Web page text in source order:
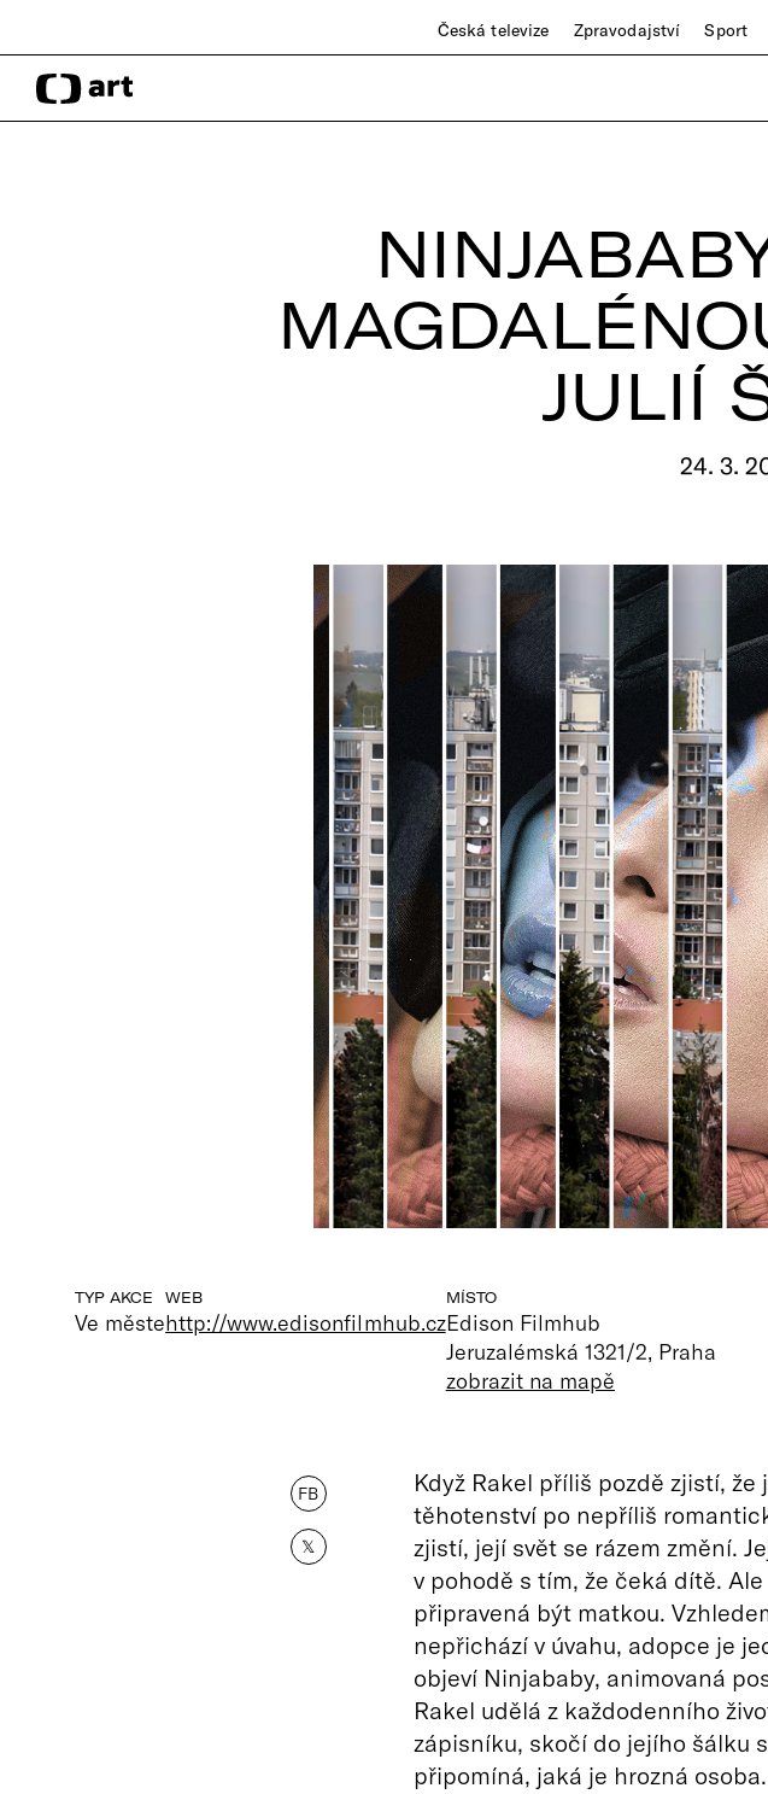
Česká televize Zpravodajství Sport
JULIÍ
24. 3.
TYP AKCE
Ve měste
WEB
http://www.edisonfilmhub.cz
MÍSTO
Edison Filmhub
Jeruzalémská 1321/2, Praha
zobrazit na mapě
FB
𝕏
Když Rakel příliš pozdě zjistí, že
těhotenství po nepříliš
zjistí, její svět se rázem změní.
v pohodě s tím, že čeká dítě.
připravená být matkou.
nepřichází v úvahu, adopce je
objeví Ninjababy, animovaná
Rakel udělá z každodenního
zápisníku, skočí do jejího šálku
připomíná, jaká je hrozná osoba.